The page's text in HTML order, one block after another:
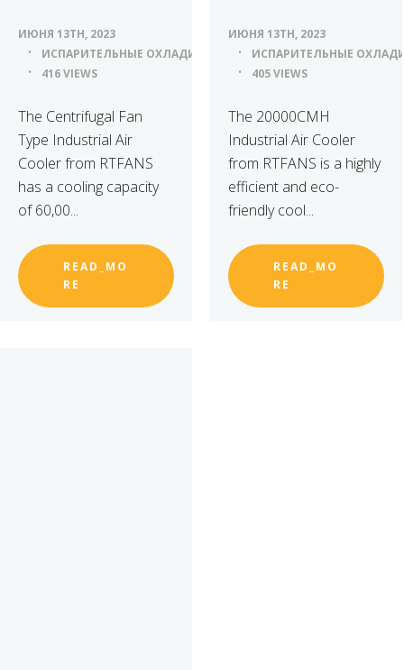
ИЮНЯ 13TH, 2023
ИСПАРИТЕЛЬНЫЕ ОХЛАДИТЕЛИ ВОЗДУХА
416 VIEWS
The Centrifugal Fan
Type Industrial Air
Cooler from RTFANS
has a cooling capacity
of 60,00...
READ_MO
RE
ИЮНЯ 13TH, 2023
ИСПАРИТЕЛЬНЫЕ
405 VIEWS
The 20000CMH
Industrial Air Cooler
from RTFANS is a highly
efficient and eco-
friendly cool...
READ_MO
RE